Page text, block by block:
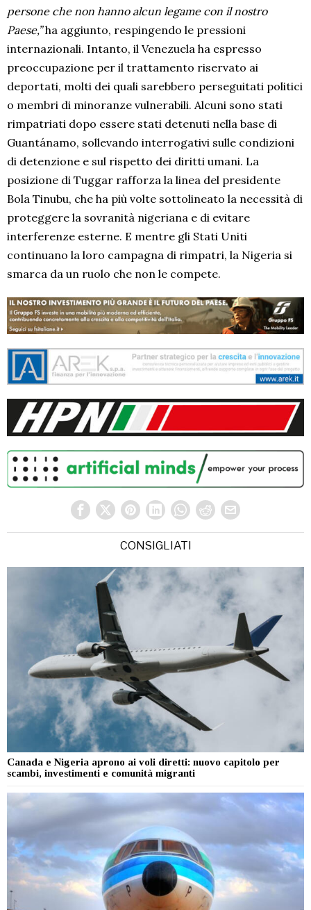
persone che non hanno alcun legame con il nostro
Paese,”ha aggiunto, respingendo le pressioni
internazionali. Intanto, il Venezuela ha espresso
preoccupazione per il trattamento riservato ai
deportati, molti dei quali sarebbero perseguitati politici
o membri di minoranze vulnerabili. Alcuni sono stati
rimpatriati dopo essere stati detenuti nella base di
Guantánamo, sollevando interrogativi sulle condizioni
di detenzione e sul rispetto dei diritti umani. La
posizione di Tuggar rafforza la linea del presidente
Bola Tinubu, che ha più volte sottolineato la necessità di
proteggere la sovranità nigeriana e di evitare
interferenze esterne. E mentre gli Stati Uniti
continuano la loro campagna di rimpatri, la Nigeria si
smarca da un ruolo che non le compete.
CONSIGLIATI
Canada e Nigeria aprono ai voli diretti: nuovo capitolo per
scambi, investimenti e comunità migranti